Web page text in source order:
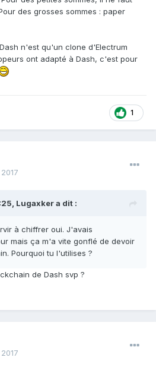
des grosses sommes : paper
n'est qu'un clone d'Electrum
ont adapté à Dash, c'est pour
1
Lugaxkera dit :
à chiffrer oui. J'avais
mais ça m'a vite gonflé de devoir
Pourquoi tu l'utilises ?
de Dash svp ?